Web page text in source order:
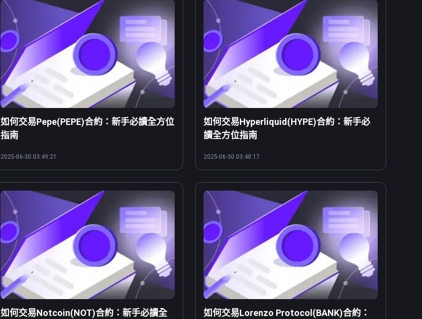
如何交易Pepe(PEPE)合約：新手必讀全方位
指南
2025-06-30 03:49:21
如何交易Hyperliquid(HYPE)合約：新手必
讀全方位指南
2025-06-30 03:48:17
如何交易Notcoin(NOT)合約：新手必讀全
如何交易Lorenzo Protocol(BANK)合約：